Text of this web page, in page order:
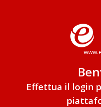
Effettua il login